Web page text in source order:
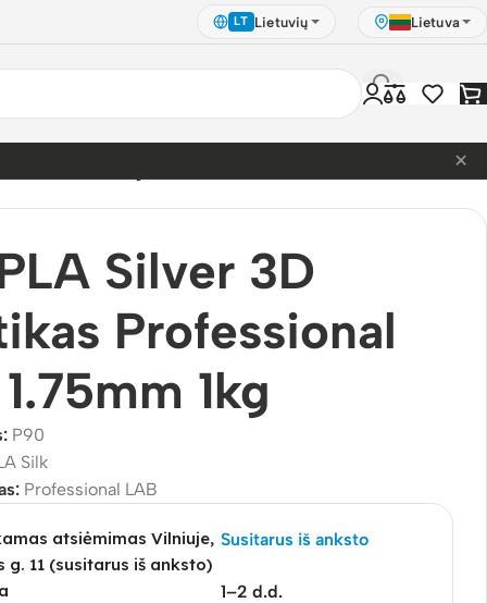
LT Lietuvių Lietuva
×
1.75mm 1kg
Silver 3D
Professional
1kg
P90
Silk
Professional LAB
atsiėmimas Vilniuje,
g. 11 (susitarus iš anksto)
Susitarus iš anksto
1–2 d.d.